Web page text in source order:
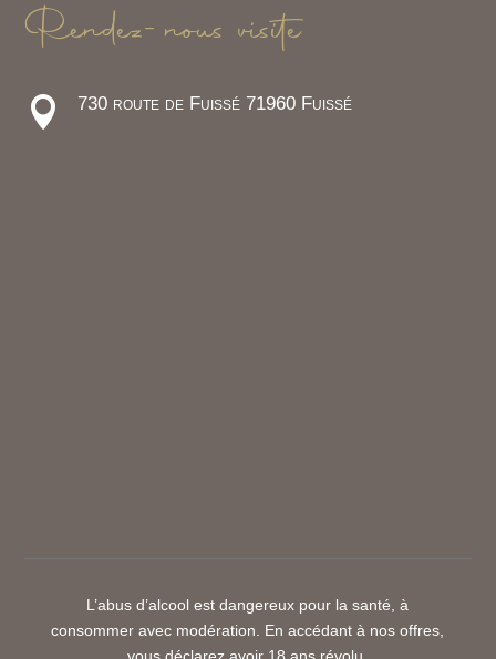
Rendez-nous visite
 730 route de Fuissé 71960 Fuissé
L’abus d’alcool est dangereux pour la santé, à
consommer avec modération. En accédant à nos offres,